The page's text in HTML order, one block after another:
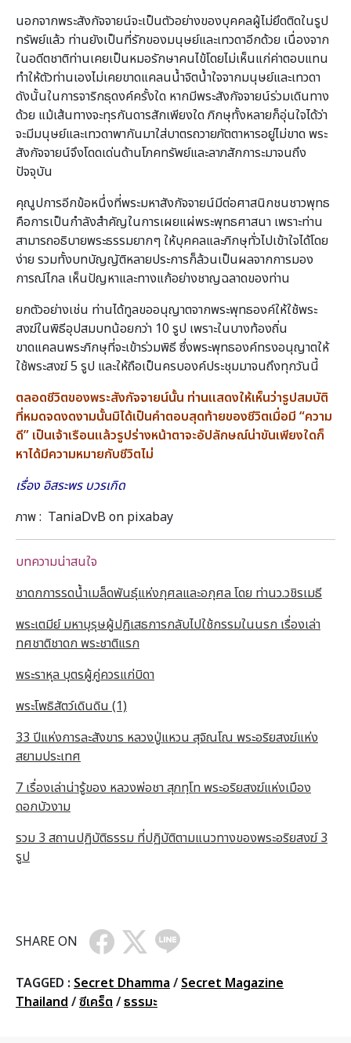
นอกจากพระสังกัจจายน์จะเป็นตัวอย่างของบุคคลผู้ไม่ยึดติดในรูป
ทรัพย์แล้ว ท่านยังเป็นที่รักของมนุษย์และเทวดาอีกด้วย เนื่องจาก
ในอดีตชาติท่านเคยเป็นหมอรักษาคนไข้โดยไม่เห็นแก่ค่าตอบแทน
ทำให้ตัวท่านเองไม่เคยขาดแคลนน้ำจิตน้ำใจจากมนุษย์และเทวดา
ดังนั้นในการจาริกธุดงค์ครั้งใด หากมีพระสังกัจจายน์ร่วมเดินทาง
ด้วย แม้เส้นทางจะทุรกันดารสักเพียงใด ภิกษุทั้งหลายก็อุ่นใจได้ว่า
จะมีมนุษย์และเทวดาพากันมาใส่บาตรถวายภัตตาหารอยู่ไม่ขาด พระ
สังกัจจายน์จึงโดดเด่นด้านโภคทรัพย์และลาภสักการะมาจนถึง
ปัจจุบัน
คุณูปการอีกข้อหนึ่งที่พระมหาสังกัจจายน์มีต่อศาสนิกชนชาวพุทธ
คือการเป็นกำลังสำคัญในการเผยแผ่พระพุทธศาสนา เพราะท่าน
สามารถอธิบายพระธรรมยากๆ ให้บุคคลและภิกษุทั่วไปเข้าใจได้โดย
ง่าย รวมทั้งบทบัญญัติหลายประการก็ล้วนเป็นผลจากการมอง
การณ์ไกล เห็นปัญหาและทางแก้อย่างชาญฉลาดของท่าน
ยกตัวอย่างเช่น ท่านได้ทูลขออนุญาตจากพระพุทธองค์ให้ใช้พระ
สงฆ์ในพิธีอุปสมบทน้อยกว่า 10 รูป เพราะในบางท้องถิ่น
ขาดแคลนพระภิกษุที่จะเข้าร่วมพิธี ซึ่งพระพุทธองค์ทรงอนุญาตให้
ใช้พระสงฆ์ 5 รูป และให้ถือเป็นครบองค์ประชุมมาจนถึงทุกวันนี้
ตลอดชีวิตของพระสังกัจจายน์นั้น ท่านแสดงให้เห็นว่ารูปสมบัติ
ที่หมดจดงดงามนั้นมิได้เป็นคำตอบสุดท้ายของชีวิตเมื่อมี “ความ
ดี” เป็นเจ้าเรือนแล้วรูปร่างหน้าตาจะอัปลักษณ์น่าขันเพียงใดก็
หาได้มีความหมายกับชีวิตไม่
เรื่อง อิสระพร บวรเกิด
ภาพ : TaniaDvB on pixabay
บทความน่าสนใจ
ชาดกการรดน้ำเมล็ดพันธุ์แห่งกุศลและอกุศล โดย ท่านว.วชิรเมธี
พระเตมีย์ มหาบุรุษผู้ปฏิเสธการกลับไปใช้กรรมในนรก เรื่องเล่า
ทศชาติชาดก พระชาติแรก
พระราหุล บุตรผู้คู่ควรแก่บิดา
พระโพธิสัตว์เดินดิน (1)
33 ปีแห่งการละสังขาร หลวงปู่แหวน สุจิณโณ พระอริยสงฆ์แห่ง
สยามประเทศ
7 เรื่องเล่าน่ารู้ของ หลวงพ่อชา สุภทฺโท พระอริยสงฆ์แห่งเมือง
ดอกบัวงาม
รวม 3 สถานปฏิบัติธรรม ที่ปฏิบัติตามแนวทางของพระอริยสงฆ์ 3
รูป
SHARE ON
TAGGED : Secret Dhamma / Secret Magazine
Thailand /ซีเคร็ต /ธรรมะ